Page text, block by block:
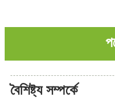
বৈশিষ্ট্য সম্পর্কে